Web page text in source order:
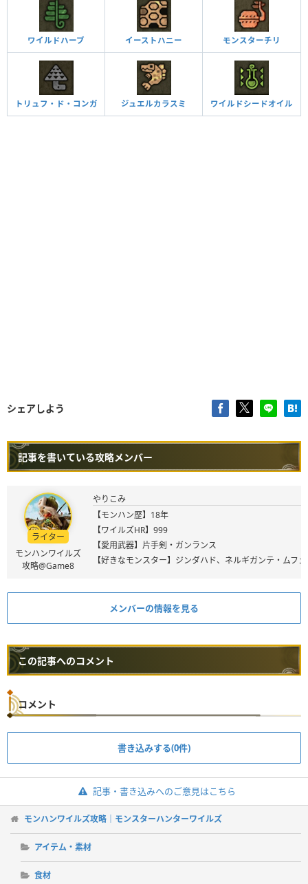
ワイルドハーブ イーストハニー モンスターチリ
トリュフ・ド・コンガ ジュエルカラスミ ワイルドシードオイル
シェアしよう
記事を書いている攻略メンバー
ライター
モンハンワイルズ
攻略@Game8
やりこみ
【モンハン歴】18年
【ワイルズHR】999
【愛用武器】片手剣・ガンランス
【好きなモンスター】ジンダハド、ネルギガンテ・ムフ
メンバーの情報を見る
この記事へのコメント
コメント
書き込みする(0件)
記事・書き込みへのご意見はこちら
モンハンワイルズ攻略｜モンスターハンターワイルズ
アイテム・素材
食材